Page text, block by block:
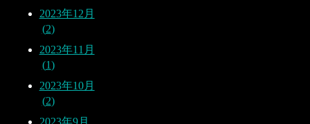
2023年12月
2
2023年11月
1
2023年10月
2
2023年9月